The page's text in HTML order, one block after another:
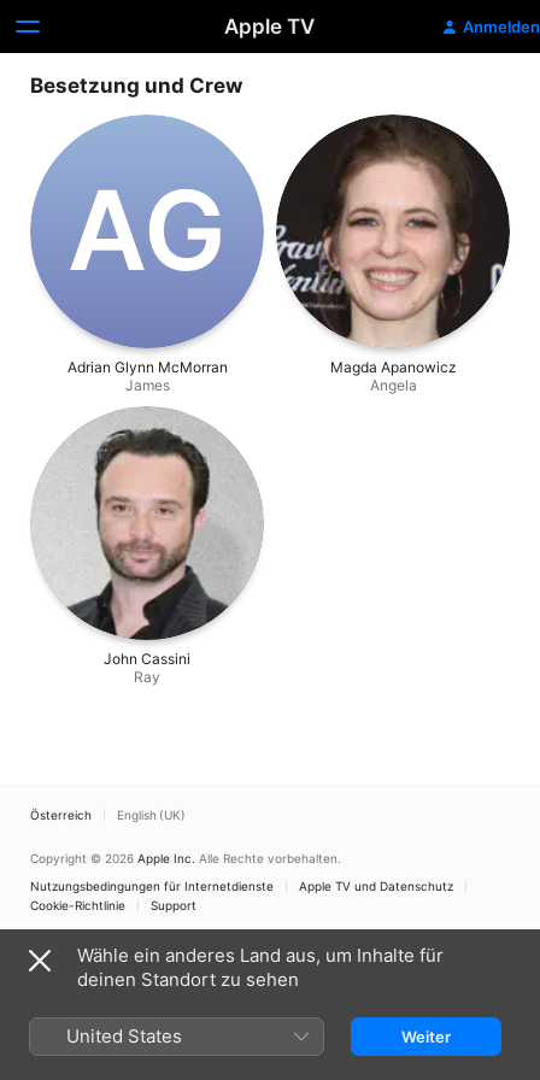
Apple TV Anmelden
Besetzung und Crew
A‌G
Adrian Glynn McMorran
James
Magda Apanowicz
Angela
John Cassini
Ray
Österreich English (UK)
Copyright © 2026 Apple Inc. Alle Rechte vorbehalten.
Nutzungsbedingungen für Internetdienste
Apple TV und Datenschutz
Cookie-Richtlinie
Support
Wähle ein anderes Land aus, um Inhalte für
deinen Standort zu sehen
United States Weiter